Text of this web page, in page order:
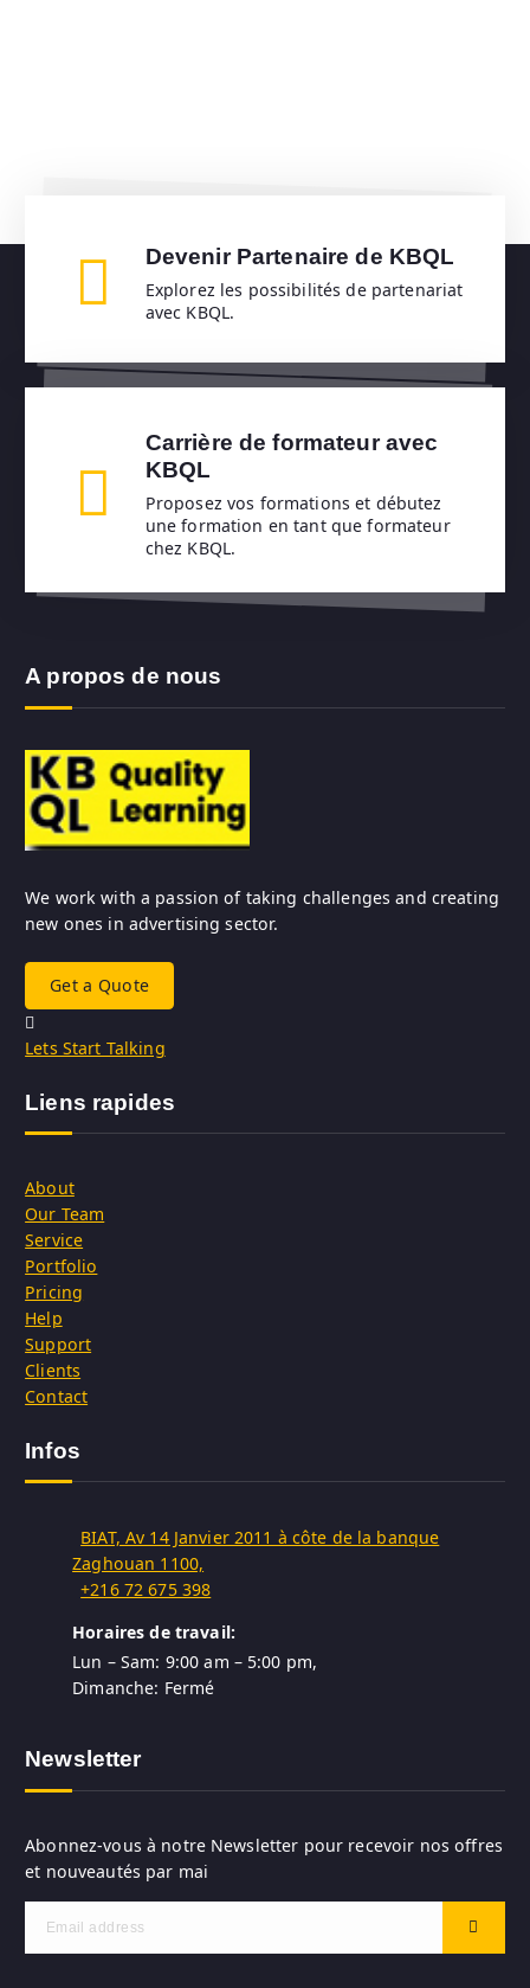
Devenir Partenaire de KBQL
Explorez les possibilités de partenariat
avec KBQL.
Carrière de formateur avec
KBQL
Proposez vos formations et débutez
une formation en tant que formateur
chez KBQL.
A propos de nous
We work with a passion of taking challenges and creating
new ones in advertising sector.
Get a Quote
Lets Start Talking
Liens rapides
About
Our Team
Service
Portfolio
Pricing
Help
Support
Clients
Contact
Infos
BIAT, Av 14 Janvier 2011 à côte de la banque
Zaghouan 1100,
+216 72 675 398
Horaires de travail:
Lun – Sam: 9:00 am – 5:00 pm,
Dimanche: Fermé
Newsletter
Abonnez-vous à notre Newsletter pour recevoir nos offres
et nouveautés par mai